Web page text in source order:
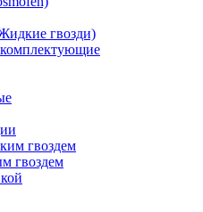
гвозди)
гвоздем
гвоздем